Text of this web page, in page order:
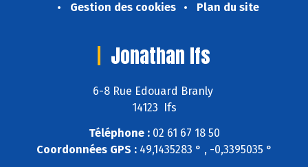
Gestion des cookies
Plan du site
Jonathan Ifs
6-8 Rue Edouard Branly
14123 Ifs
Téléphone :02 61 67 18 50
Coordonnées GPS :49,1435283 ° , -0,3395035 °